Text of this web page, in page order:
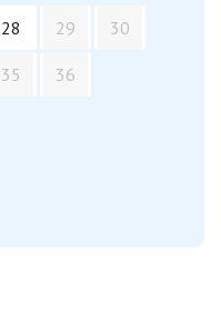
28 29 30
35 36